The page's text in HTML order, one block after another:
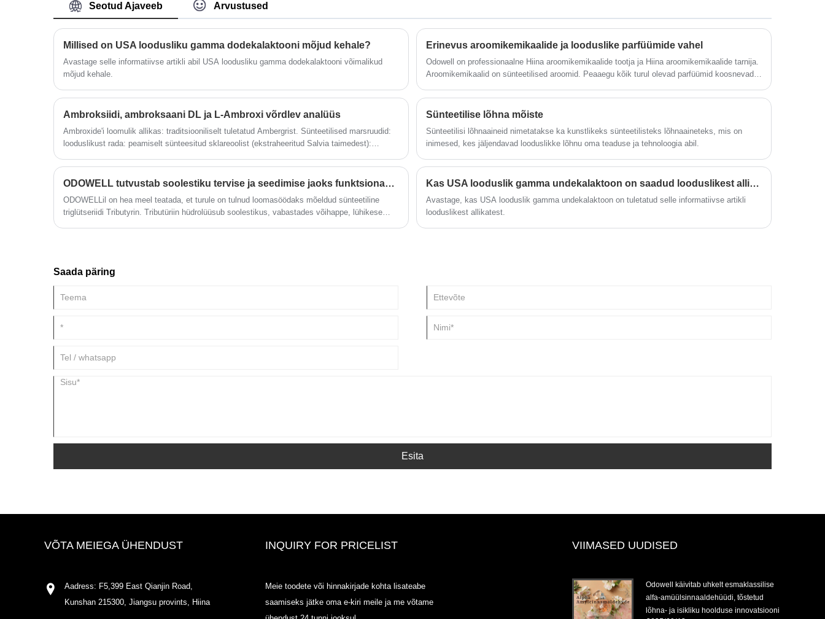
Seotud Ajaveeb Arvustused
Millised on USA loodusliku gamma dodekalaktooni mõjud kehale?
Avastage selle informatiivse artikli abil USA loodusliku gamma dodekalaktooni võimalikud
mõjud kehale.
Erinevus aroomikemikaalide ja looduslike parfüümide vahel
Odowell on professionaalne Hiina aroomikemikaalide tootja ja Hiina aroomikemikaalide tarnija.
Aroomikemikaalid on sünteetilised aroomid. Peaaegu kõik turul olevad parfüümid koosnevad
ainulaadsed parfüümid ja maitsed.
Ambroksiidi, ambroksaani DL ja L-Ambroxi võrdlev analüüs
Ambroxide'i loomulik allikas: traditsiooniliselt tuletatud Ambergrist. Sünteetilised marsruudid:
looduslikust rada: peamiselt sünteesitud sklareoolist (ekstraheeritud Salvia taimedest):
Sünteetilise lõhna mõiste
Sünteetilisi lõhnaaineid nimetatakse ka kunstlikeks sünteetilisteks lõhnaaineteks, mis on
inimesed, kes jäljendavad looduslikke lõhnu oma teaduse ja tehnoloogia abil.
​ODOWELL tutvustab soolestiku tervise ja seedimise jaoks funktsionaalset söödalisandit tributüriini
ODOWELLil on hea meel teatada, et turule on tulnud loomasöödaks mõeldud sünteetiline
triglütseriidi Tributyrin. Tributüriin hüdrolüüsub soolestikus, vabastades võihappe, lühikese
Kas USA looduslik gamma undekalaktoon on saadud looduslikest allikatest?
Avastage, kas USA looduslik gamma undekalaktoon on tuletatud selle informatiivse artikli
looduslikest allikatest.
Saada päring
Esita
VÕTA MEIEGA ÜHENDUST
Aadress: F5,399 East Qianjin Road,
Kunshan 215300, Jiangsu provints, Hiina
INQUIRY FOR PRICELIST
Meie toodete või hinnakirjade kohta lisateabe
saamiseks jätke oma e-kiri meile ja me võtame
VIIMASED UUDISED
Odowell käivitab uhkelt esmaklassilise
alfa-amüülsinnaaldehüüdi, tõstetud
lõhna- ja isikliku hoolduse innovatsiooni